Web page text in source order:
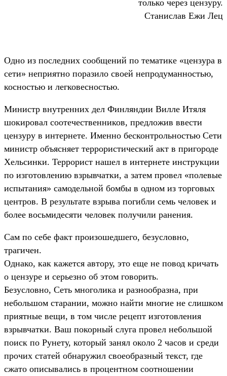
только через цензуру.
Станислав Ежи Лец
Одно из последних сообщений по тематике «цензура в
сети» неприятно поразило своей непродуманностью,
косностью и легковесностью.
Министр внутренних дел Финляндии Вилле Итяля
шокировал соотечественников, предложив ввести
цензуру в интернете. Именно бесконтрольностью Сети
министр объясняет террористический акт в пригороде
Хельсинки. Террорист нашел в интернете инструкции
по изготовлению взрывчатки, а затем провел «полевые
испытания» самодельной бомбы в одном из торговых
центров. В результате взрыва погибли семь человек и
более восьмидесяти человек получили ранения.
Сам по себе факт произошедшего, безусловно,
трагичен.
Однако, как кажется автору, это еще не повод кричать
о цензуре и серьезно об этом говорить.
Безусловно, Сеть многолика и разнообразна, при
небольшом старании, можно найти многие не слишком
приятные вещи, в том числе рецепт изготовления
взрывчатки. Ваш покорный слуга провел небольшой
поиск по Рунету, который занял около 2 часов и среди
прочих статей обнаружил своеобразный текст, где
сжато описывались в процентном соотношении